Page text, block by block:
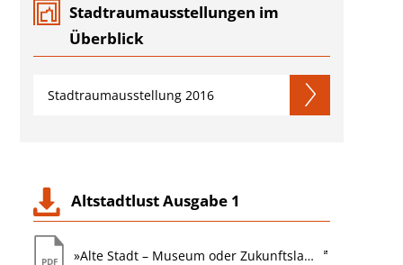
Stadtraumausstellungen im
Überblick
Stadtraumausstellung 2016
Altstadtlust Ausgabe 1
»Alte Stadt – Museum oder Zukunftslabor?« Handwerksgeschichte(n) aus dem Land Brandenburg